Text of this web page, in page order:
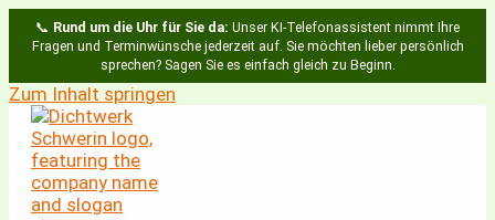
📞 Rund um die Uhr für Sie da: Unser KI-Telefonassistent nimmt Ihre
Fragen und Terminwünsche jederzeit auf. Sie möchten lieber persönlich
sprechen? Sagen Sie es einfach gleich zu Beginn.
Zum Inhalt springen